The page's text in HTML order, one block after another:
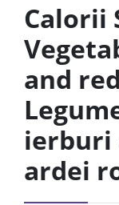
Calorii
and
ierburi
ardei